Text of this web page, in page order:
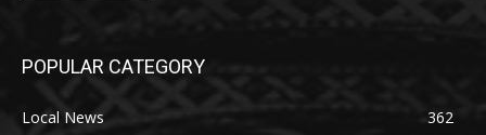
POPULAR CATEGORY
Local News
362